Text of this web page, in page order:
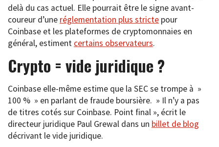
delà du cas actuel. Elle pourrait être le signe avant-
coureur d’une réglementation plus stricte pour
Coinbase et les plateformes de cryptomonnaies en
général, estiment certains observateurs.
Crypto = vide juridique ?
Coinbase elle-même estime que la SEC se trompe à »
100 % » en parlant de fraude boursière. » Il n’y a pas
de titres cotés sur Coinbase. Point final », écrit le
directeur juridique Paul Grewal dans un billet de blog
décrivant le vide juridique.